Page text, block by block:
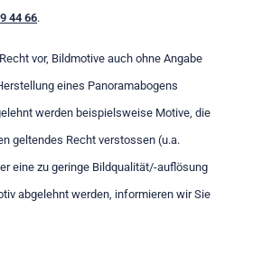
44 66.
vor, Bildmotive auch ohne Angabe
eines Panoramabogens
werden beispielsweise Motive, die
geltendes Recht verstossen (u.a.
eine zu geringe Bildqualität/-auflösung
abgelehnt werden, informieren wir Sie